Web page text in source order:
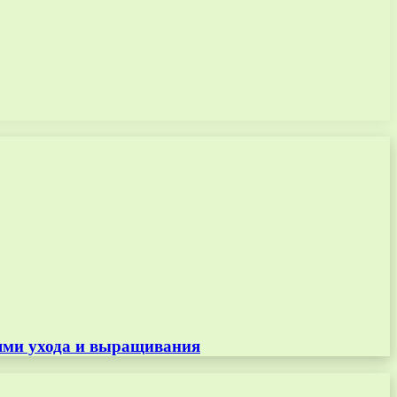
ухода и выращивания